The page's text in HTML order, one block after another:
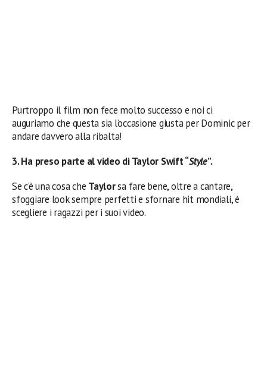
Purtroppo il film non fece molto successo e noi ci
auguriamo che questa sia l’occasione giusta per Dominic per
andare davvero alla ribalta!
3. Ha preso parte al video di Taylor Swift “Style”.
Se c’è una cosa che Taylorsa fare bene, oltre a cantare,
sfoggiare look sempre perfetti e sfornare hit mondiali, è
scegliere i ragazzi per i suoi video.